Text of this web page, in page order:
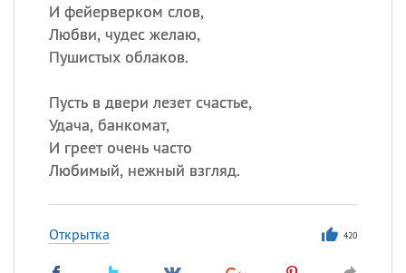
И фейерверком слов,
Любви, чудес желаю,
Пушистых облаков.
Пусть в двери лезет счастье,
Удача, банкомат,
И греет очень часто
Любимый, нежный взгляд.
Открытка 420